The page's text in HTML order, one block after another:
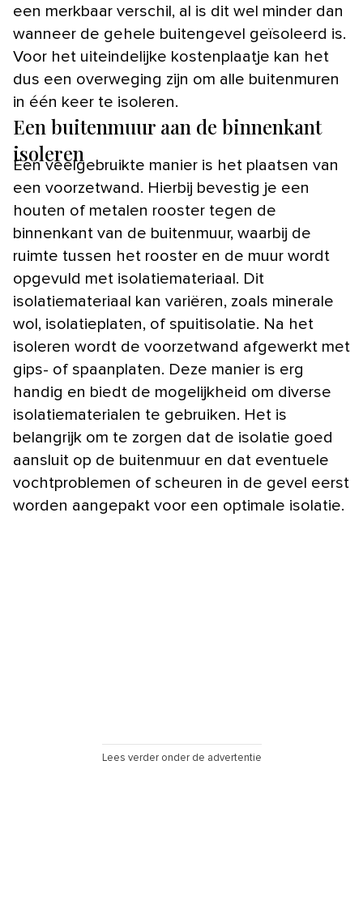
een merkbaar verschil, al is dit wel minder dan
wanneer de gehele buitengevel geïsoleerd is.
Voor het uiteindelijke kostenplaatje kan het
dus een overweging zijn om alle buitenmuren
in één keer te isoleren.
Een buitenmuur aan de binnenkant
isoleren
Een veelgebruikte manier is het plaatsen van
een voorzetwand. Hierbij bevestig je een
houten of metalen rooster tegen de
binnenkant van de buitenmuur, waarbij de
ruimte tussen het rooster en de muur wordt
opgevuld met isolatiemateriaal. Dit
isolatiemateriaal kan variëren, zoals minerale
wol, isolatieplaten, of spuitisolatie. Na het
isoleren wordt de voorzetwand afgewerkt met
gips- of spaanplaten. Deze manier is erg
handig en biedt de mogelijkheid om diverse
isolatiematerialen te gebruiken. Het is
belangrijk om te zorgen dat de isolatie goed
aansluit op de buitenmuur en dat eventuele
vochtproblemen of scheuren in de gevel eerst
worden aangepakt voor een optimale isolatie.
Lees verder onder de advertentie